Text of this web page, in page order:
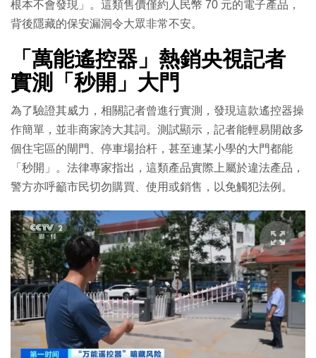
根本不會發現」。這類售價僅約人民幣 70 元的電子產品，
背後隱藏的保安漏洞令大眾非常不安。
「萬能遙控器」熱銷央視記者
實測「秒開」大門
為了驗證其威力，相關記者曾進行實測，發現這款遙控器操
作簡單，並非商家誇大其詞。測試顯示，記者能輕易開啟多
個住宅區的閘門、停車場抬杆，甚至連某小學的大門都能
「秒開」。法律專家指出，這類產品實際上屬於違法產品，
警方亦呼籲市民切勿購買、使用或銷售，以免觸犯法例。